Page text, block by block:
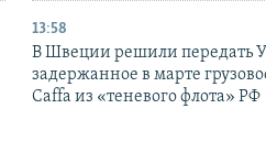
13:58
В Швеции решили передать
задержанное в марте
Caffa из «теневого флота» РФ